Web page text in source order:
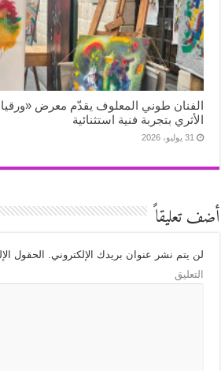
الفنان طوني المعلوف يقدّم معرض
الأثري بتجربة فنية استثنائية
31 يوليو، 2026
أضف تعليقاً
لن يتم نشر عنوان بريدك الإلكتروني. الحقول
التعليق